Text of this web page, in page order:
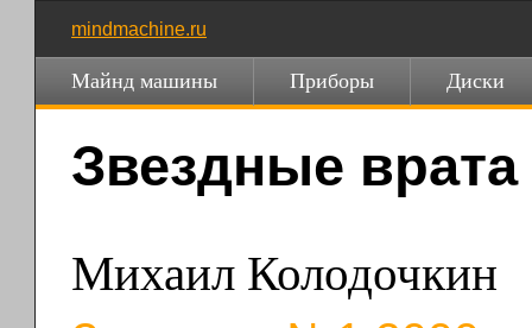
mindmachine.ru
Майнд машины Приборы Диски
Звездные врата
Михаил Колодочкин